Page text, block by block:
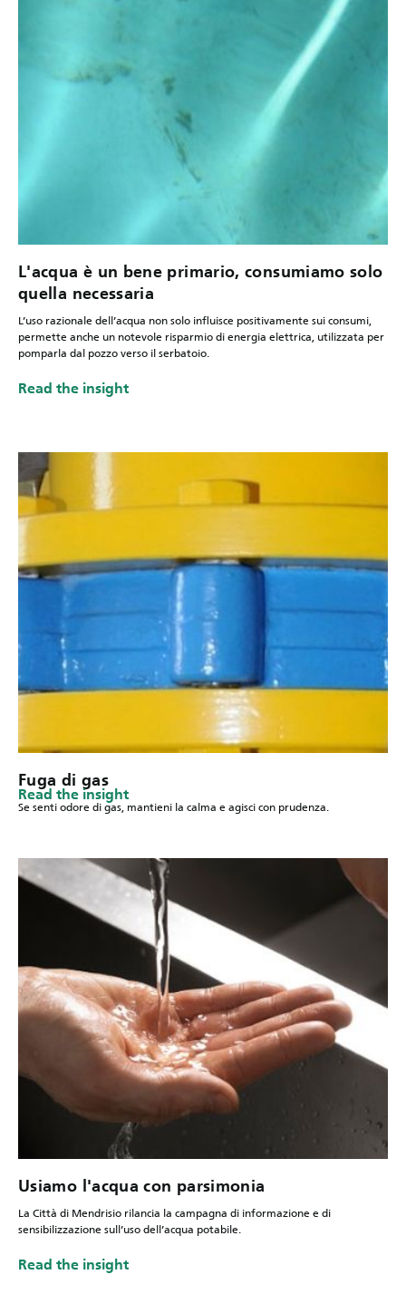
L'acqua è un bene primario, consumiamo solo
quella necessaria
L’uso razionale dell’acqua non solo influisce positivamente sui consumi,
permette anche un notevole risparmio di energia elettrica, utilizzata per
pomparla dal pozzo verso il serbatoio.
Read the insight
Fuga di gas
Se senti odore di gas, mantieni la calma e agisci con prudenza.
Read the insight
Usiamo l'acqua con parsimonia
La Città di Mendrisio rilancia la campagna di informazione e di
sensibilizzazione sull’uso dell’acqua potabile.
Read the insight